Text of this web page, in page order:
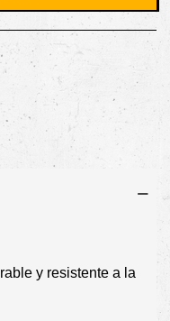
y resistente a la